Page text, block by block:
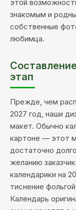
этой
знакомым и
собственные
любимца.
этап
Прежде, чем
2027 год, наши
макет. Обычно
картоне — этот
достаточно
желанию
календарики на
тиснение
Календарь